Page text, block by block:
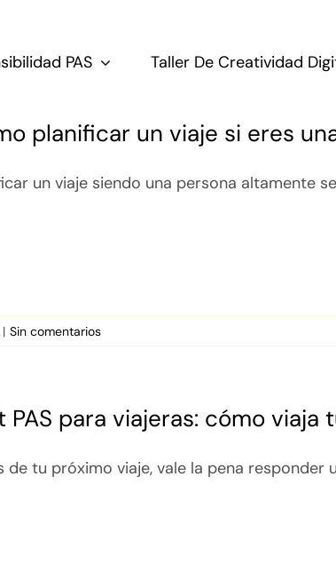
PAS Taller De Creatividad
planificar un viaje si eres
un viaje siendo una persona altamente
| Sin comentarios
PAS para viajeras: cómo viaja
de tu próximo viaje, vale la pena responder